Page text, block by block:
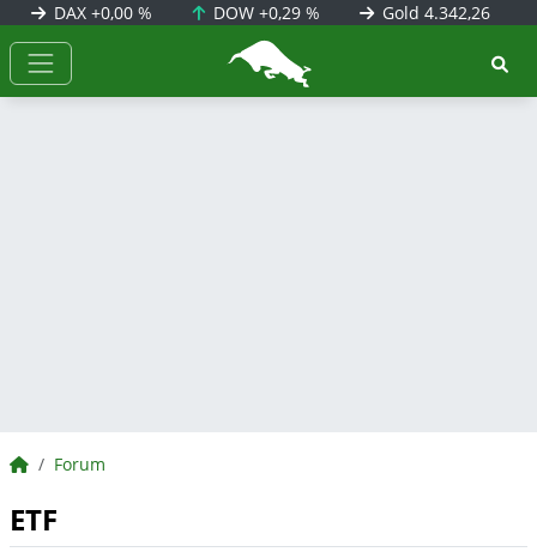
DAX +0,00 % DOW+0,29 % Gold 4.342,26
BörsenNEWS.de
BörsenNEWS.de
Forum
ETF